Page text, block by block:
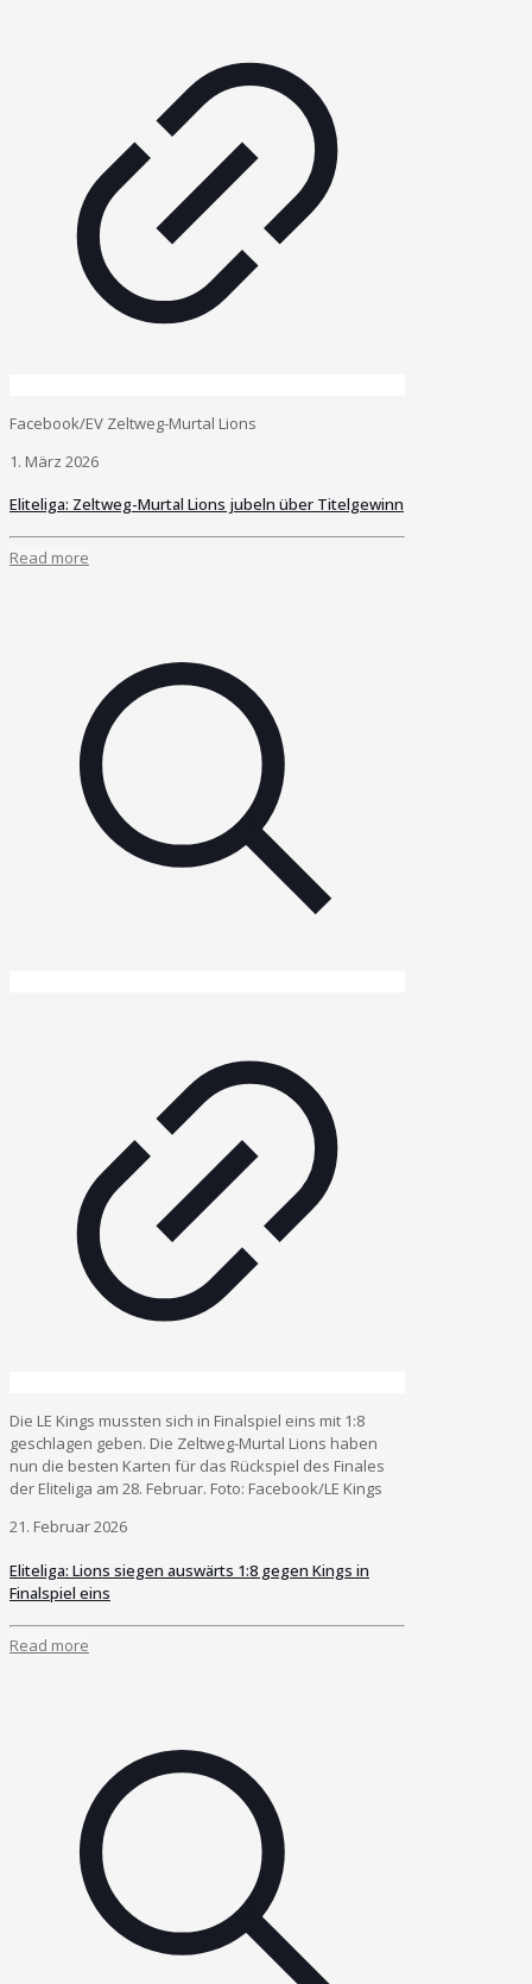
Facebook/EV Zeltweg-Murtal Lions
1. März 2026
Eliteliga: Zeltweg-Murtal Lions jubeln über Titelgewinn
Read more
Die LE Kings mussten sich in Finalspiel eins mit 1:8
geschlagen geben. Die Zeltweg-Murtal Lions haben
nun die besten Karten für das Rückspiel des Finales
der Eliteliga am 28. Februar. Foto: Facebook/LE Kings
21. Februar 2026
Eliteliga: Lions siegen auswärts 1:8 gegen Kings in
Finalspiel eins
Read more